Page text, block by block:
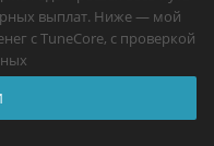
выплат. Ниже — мой
с TuneCore, с проверкой